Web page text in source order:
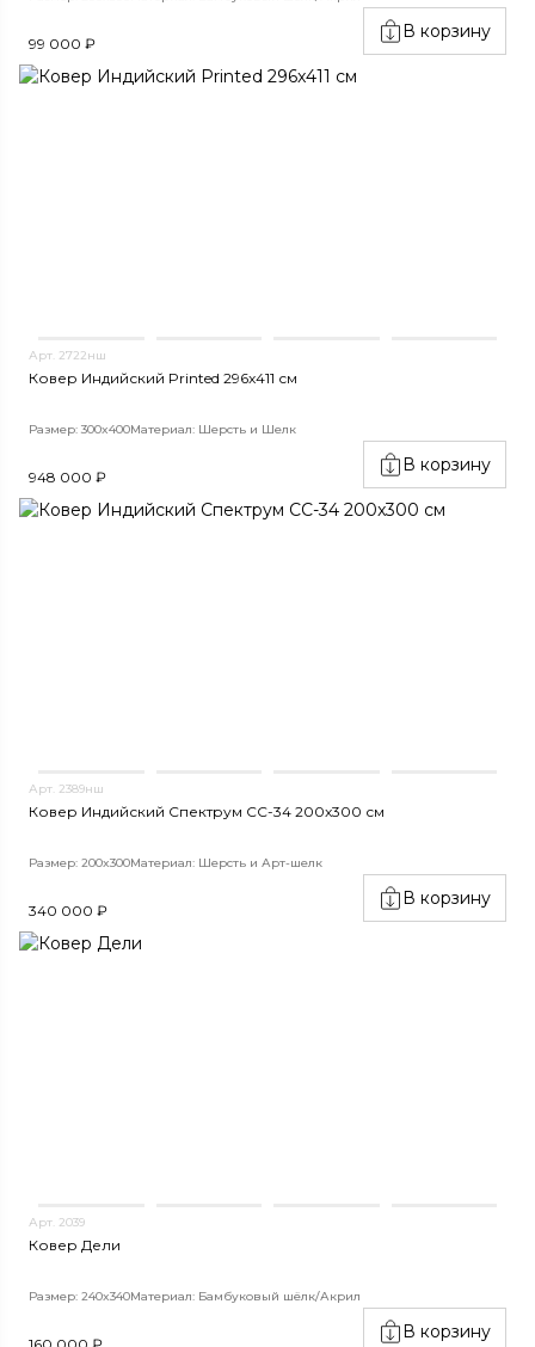
99 000 ₽
В корзину
Арт. 2722нш
Ковер Индийский Printed 296x411 см
Размер: 300x400Материал: Шерсть и Шелк
948 000 ₽
В корзину
Арт. 2389нш
Ковер Индийский Спектрум CC-34 200x300 см
Размер: 200x300Материал: Шерсть и Арт-шелк
340 000 ₽
В корзину
Арт. 2039
Ковер Дели
Размер: 240x340Материал: Бамбуковый шёлк/Акрил
В корзину